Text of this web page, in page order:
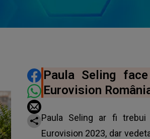
DISTRIBUIE ARTICOLUL
Paula Seling
Eurovision
Paula Seling ar fi
Eurovision 2023, dar